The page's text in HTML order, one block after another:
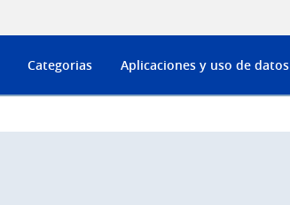
Categorias Aplicaciones y uso de datos